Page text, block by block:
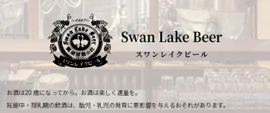
お酒は20 歳になってから。お酒は楽しく適量を。
妊娠中・授乳期の飲酒は、胎児・乳児の発育に悪影響を与えるおそれがあります。